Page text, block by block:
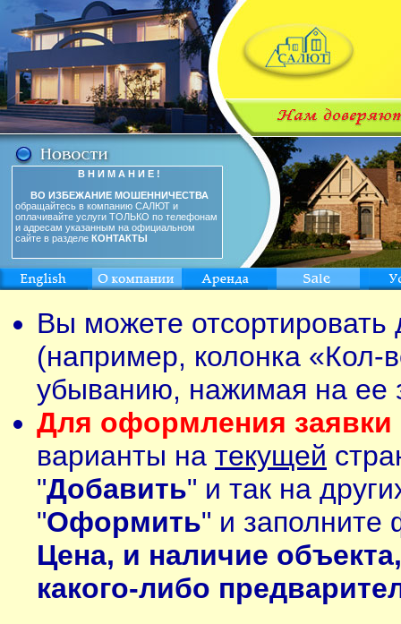
В Н И М А Н И Е !
ВО ИЗБЕЖАНИЕ МОШЕННИЧЕСТВА
обращайтесь в компанию САЛЮТ и
оплачивайте услуги ТОЛЬКО по телефонам
и адресам указанным на официальном
сайте в разделе КОНТАКТЫ
Вы можете
(например, колонка «Кол-
убыванию, нажимая на ее
Для оформления заявки
варианты на текущей
"Добавить" и так на
"Оформить" и заполните
Цена, и наличие
какого-либо